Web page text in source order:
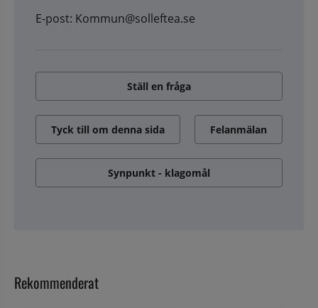
E-post: Kommun@solleftea.se
Ställ en fråga
Tyck till om denna sida Felanmälan
Synpunkt - klagomål
Rekommenderat